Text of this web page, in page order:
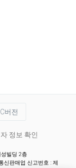
버전
정보 확인
빌딩 2층
신판매업 신고번호 : 제